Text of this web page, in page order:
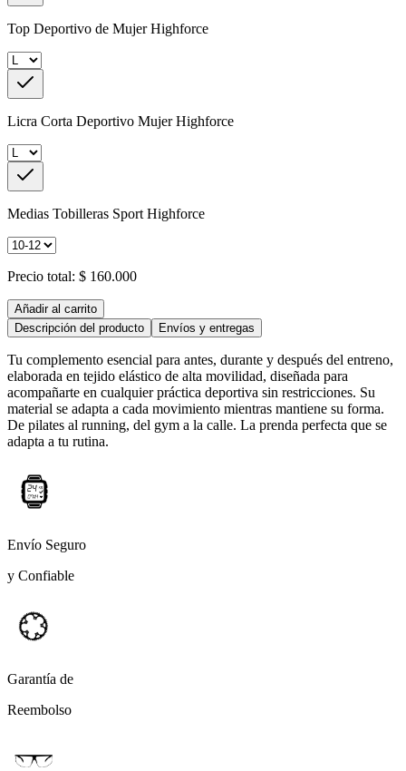
Top Deportivo de Mujer Highforce
Licra Corta Deportivo Mujer Highforce
Medias Tobilleras Sport Highforce
Precio total: $ 160.000
Añadir al carrito
Descripción del producto
Envíos y entregas
Tu complemento esencial para antes, durante y después del entreno,
elaborada en tejido elástico de alta movilidad, diseñada para
acompañarte en cualquier práctica deportiva sin restricciones. Su
material se adapta a cada movimiento mientras mantiene su forma.
De pilates al running, del gym a la calle. La prenda perfecta que se
adapta a tu rutina.
Envío Seguro
y Confiable
Garantía de
Reembolso